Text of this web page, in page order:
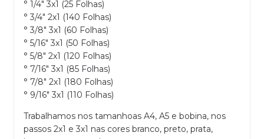
° 1/4" 3x1 (25 Folhas)
° 3/4" 2x1 (140 Folhas)
° 3/8" 3x1 (60 Folhas)
° 5/16" 3x1 (50 Folhas)
° 5/8" 2x1 (120 Folhas)
° 7/16" 3x1 (85 Folhas)
° 7/8" 2x1 (180 Folhas)
° 9/16" 3x1 (110 Folhas)
Trabalhamos nos tamanhoas A4, A5 e bobina, nos
passos 2x1 e 3x1 nas cores branco, preto, prata,